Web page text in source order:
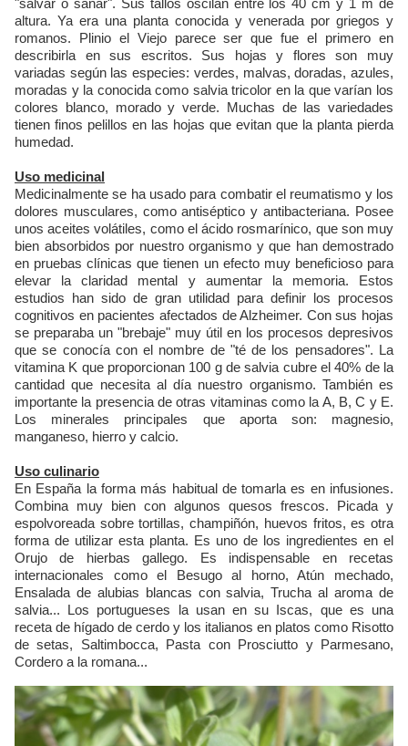
"salvar o sanar". Sus tallos oscilan entre los 40 cm y 1 m de
altura. Ya era una planta conocida y venerada por griegos y
romanos. Plinio el Viejo parece ser que fue el primero en
describirla en sus escritos. Sus hojas y flores son muy
variadas según las especies: verdes, malvas, doradas, azules,
moradas y la conocida como salvia tricolor en la que varían los
colores blanco, morado y verde. Muchas de las variedades
tienen finos pelillos en las hojas que evitan que la planta pierda
humedad.
Uso medicinal
Medicinalmente se ha usado para combatir el reumatismo y los
dolores musculares, como antiséptico y antibacteriana. Posee
unos aceites volátiles, como el ácido rosmarínico, que son muy
bien absorbidos por nuestro organismo y que han demostrado
en pruebas clínicas que tienen un efecto muy beneficioso para
elevar la claridad mental y aumentar la memoria. Estos
estudios han sido de gran utilidad para definir los procesos
cognitivos en pacientes afectados de Alzheimer. Con sus hojas
se preparaba un "brebaje" muy útil en los procesos depresivos
que se conocía con el nombre de "té de los pensadores". La
vitamina K que proporcionan 100 g de salvia cubre el 40% de la
cantidad que necesita al día nuestro organismo. También es
importante la presencia de otras vitaminas como la A, B, C y E.
Los minerales principales que aporta son: magnesio,
manganeso, hierro y calcio.
Uso culinario
En España la forma más habitual de tomarla es en infusiones.
Combina muy bien con algunos quesos frescos. Picada y
espolvoreada sobre tortillas, champiñón, huevos fritos, es otra
forma de utilizar esta planta. Es uno de los ingredientes en el
Orujo de hierbas gallego. Es indispensable en recetas
internacionales como el Besugo al horno, Atún mechado,
Ensalada de alubias blancas con salvia, Trucha al aroma de
salvia... Los portugueses la usan en su Iscas, que es una
receta de hígado de cerdo y los italianos en platos como Risotto
de setas, Saltimbocca, Pasta con Prosciutto y Parmesano,
Cordero a la romana...